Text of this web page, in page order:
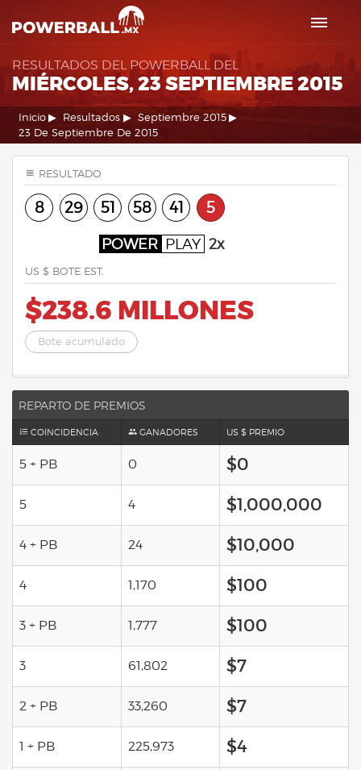
RESULTADOS DEL POWERBALL DEL
MIÉRCOLES, 23 SEPTIEMBRE 2015
Inicio Resultados
Septiembre 2015
23 De Septiembre De 2015
RESULTADO
8 29 51 58 41 5
POWER PLAY 2x
US $ BOTE EST.
$238.6 MILLONES
Bote acumulado
REPARTO DE PREMIOS
COINCIDENCIA GANADORES US $ PREMIO
5 + PB 0 $0
5 4 $1,000,000
4 + PB 24 $10,000
4 1,170 $100
3 + PB 1,777 $100
3 61,802 $7
2 + PB 33,260 $7
1 + PB 225,973 $4